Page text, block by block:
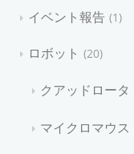
イベント報告 1
ロボット 20
クアッドロータ
マイクロマウス